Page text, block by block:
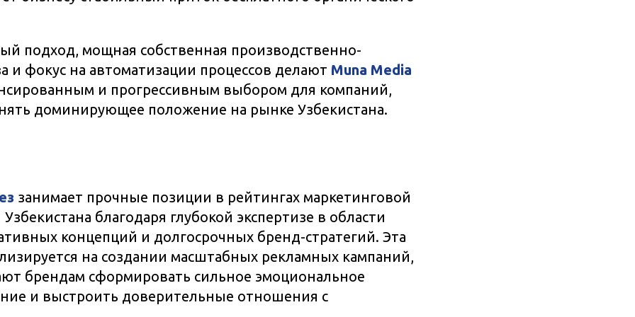
подход, мощная собственная производственно-
и фокус на автоматизации процессов делают Muna Media
и прогрессивным выбором для компаний,
доминирующее положение на рынке Узбекистана.
занимает прочные позиции в рейтингах маркетинговой
благодаря глубокой экспертизе в области
концепций и долгосрочных бренд-стратегий. Эта
на создании масштабных рекламных кампаний,
брендам сформировать сильное эмоциональное
и выстроить доверительные отношения с